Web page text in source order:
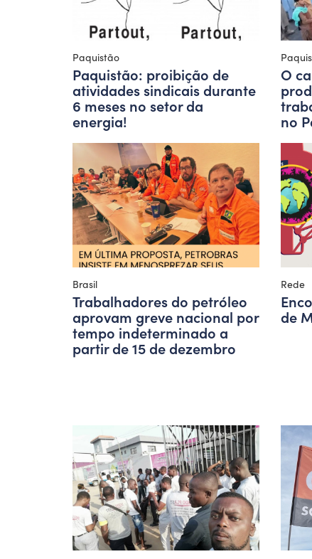
Paquistão
Paquistão: proibição de
atividades sindicais durante
6 meses no setor da
energia!
O
no
Brasil
Trabalhadores do petróleo
aprovam greve nacional por
tempo indeterminado a
partir de 15 de dezembro
Rede
de